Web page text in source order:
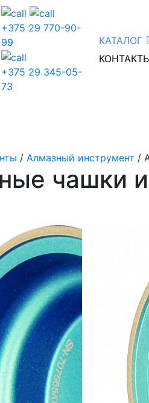
+375 29 770-90-
99
+375 29 345-05-
73
КАТАЛОГ
/ Алмазный инструмент /
чашки